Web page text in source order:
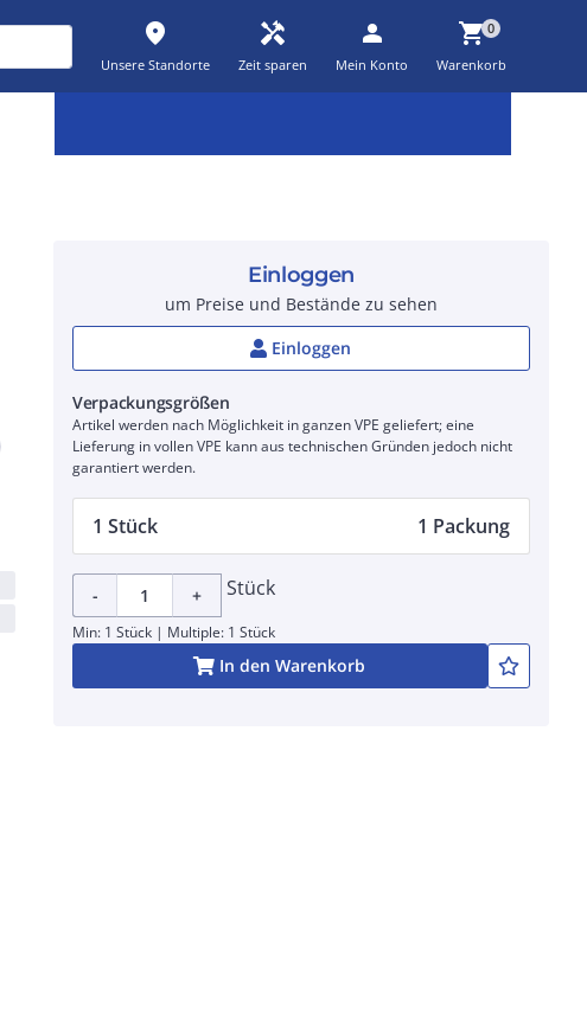
place
Unsere Standorte
handyman
Zeit sparen
person
Mein Konto
shopping_cart0
Warenkorb
Einloggen
um Preise und Bestände zu sehen
Einloggen
Verpackungsgrößen
Artikel werden nach Möglichkeit in ganzen VPE geliefert; eine
Lieferung in vollen VPE kann aus technischen Gründen jedoch nicht
garantiert werden.
1 Stück 1 Packung
- + Stück
Min: 1 Stück | Multiple: 1 Stück
In den Warenkorb